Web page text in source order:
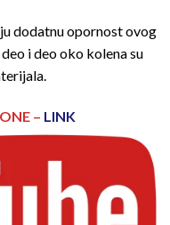
dodatnu opornost ovog
i deo oko kolena su
– LINK